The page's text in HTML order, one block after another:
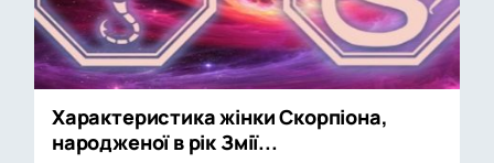
Характеристика жінки Скорпіона,
народженої в рік Змії...